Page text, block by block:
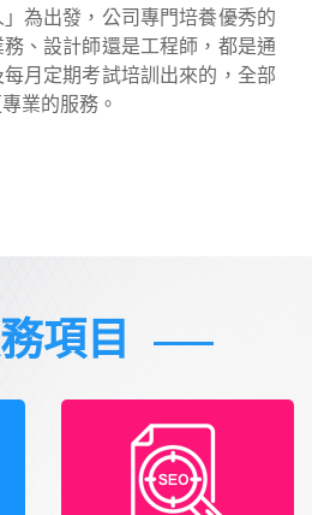
為出發，公司專門培養優秀的
、設計師還是工程師，都是通
月定期考試培訓出來的，全部
業的服務。
項目